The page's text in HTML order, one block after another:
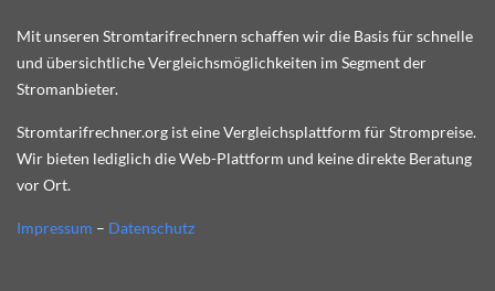
Mit unseren Stromtarifrechnern schaffen wir die Basis für schnelle
und übersichtliche Vergleichsmöglichkeiten im Segment der
Stromanbieter.
Stromtarifrechner.org ist eine Vergleichsplattform für Strompreise.
Wir bieten lediglich die Web-Plattform und keine direkte Beratung
vor Ort.
Impressum – Datenschutz